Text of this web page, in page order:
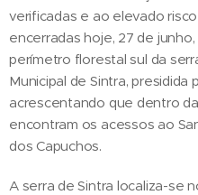
verificadas e ao elevado
encerradas hoje, 27 de
perímetro florestal sul da
Municipal de Sintra, presidida
acrescentando que dentro
encontram os acessos ao
dos Capuchos.
A serra de Sintra localiza-se